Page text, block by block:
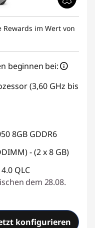
Rewards im Wert von
beginnen bei:
(3,60 GHz bis
8GB GDDR6
- (2 x 8 GB)
QLC
dem 28.08.
konfigurieren